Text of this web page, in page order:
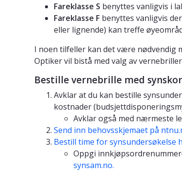
Fareklasse S benyttes vanligvis i
Fareklasse F benyttes vanligvis
eller lignende) kan treffe
I noen tilfeller kan det være nødvendig
Optiker vil bistå med valg av
Bestille vernebrille med
Avklar at du kan bestille
kostnader
Avklar også med nærmeste
Send inn behovsskjemaet på
Bestill time for synsundersøkelse
Oppgi
synsam.no.